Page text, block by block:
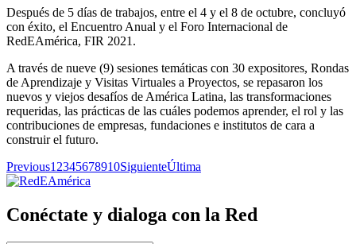
Después de 5 días de trabajos, entre el 4 y el 8 de octubre, concluyó
con éxito, el Encuentro Anual y el Foro Internacional de
RedEAmérica, FIR 2021.
A través de nueve (9) sesiones temáticas con 30 expositores, Rondas
de Aprendizaje y Visitas Virtuales a Proyectos, se repasaron los
nuevos y viejos desafíos de América Latina, las transformaciones
requeridas, las prácticas de las cuáles podemos aprender, el rol y las
contribuciones de empresas, fundaciones e institutos de cara a
construir el futuro.
Previous1 2345678910SiguienteÚltima
Conéctate y dialoga con la Red